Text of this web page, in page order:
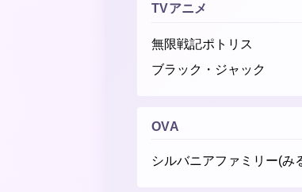
TVアニメ
無限戦記ポトリス
ブラック・ジャック
OVA
シルバニアファミリー(み